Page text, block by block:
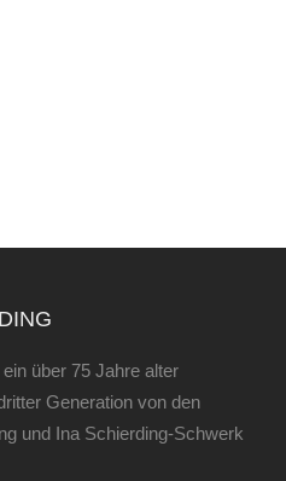
über 75 Jahre alter
Generation von den
und Ina Schierding-Schwerk